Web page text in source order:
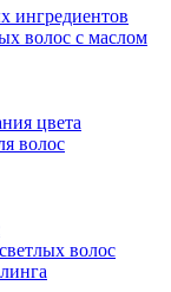
ингредиентов
волос с маслом
цвета
волос
волос